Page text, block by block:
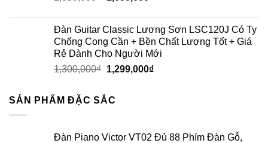
Đàn Guitar Classic Lương Sơn LSC120J Có Ty
Chống Cong Cần + Bền Chất Lượng Tốt + Giá
Rẻ Dành Cho Người Mới
1,300,000₫ 1,299,000₫
SẢN PHẨM ĐẶC SẮC
Đàn Piano Victor VT02 Đủ 88 Phím Đàn Gỗ,